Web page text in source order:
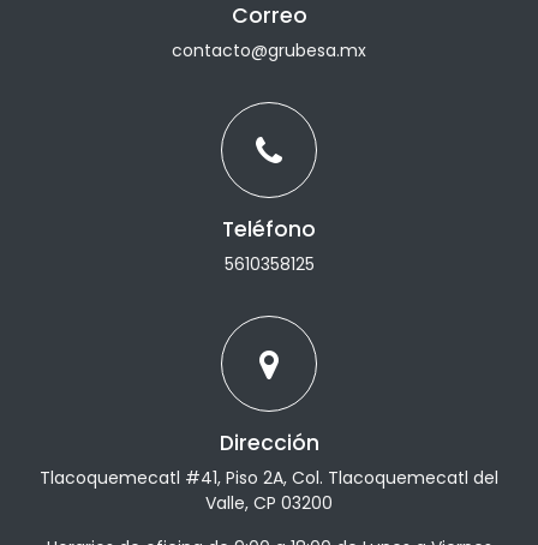
Correo
contacto@grubesa.mx
Teléfono
5610358125
Dirección
Tlacoquemecatl #41, Piso 2A, Col. Tlacoquemecatl del
Valle, CP 03200